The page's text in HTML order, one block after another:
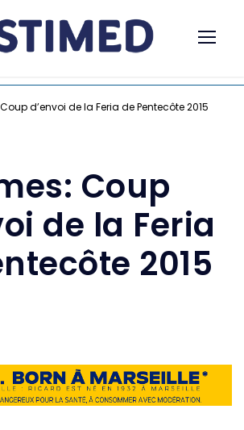
d’envoi de la Feria de Pentecôte 2015
Coup
de la Feria
2015